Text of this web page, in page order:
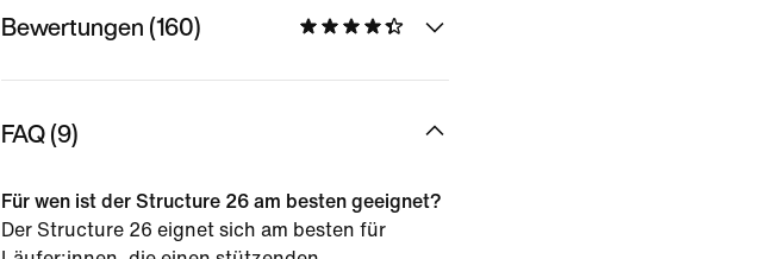
Bewertungen (160)
FAQ (9)
Für wen ist der Structure 26 am besten geeignet?
Der Structure 26 eignet sich am besten für